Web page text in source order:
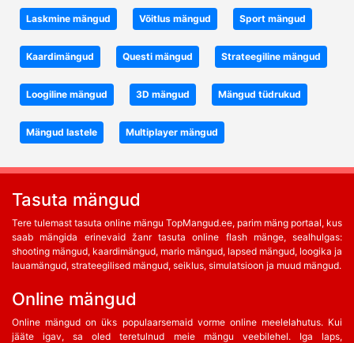
Laskmine mängud Võitlus mängud Sport mängud
Kaardimängud Questi mängud Strateegiline mängud
Loogiline mängud 3D mängud Mängud tüdrukud
Mängud lastele Multiplayer mängud
Tasuta mängud
Tere tulemast tasuta online mängu TopMangud.ee, parim mäng portaal, kus
saab mängida erinevaid žanr tasuta online flash mänge, sealhulgas:
shooting mängud, kaardimängud, mario mängud, lapsed mängud, loogika ja
lauamängud, strateegilised mängud, seiklus, simulatsioon ja muud mängud.
Online mängud
Online mängud on üks populaarsemaid vorme online meelelahutus. Kui
jääte igav, sa oled teretulnud meie mängu veebilehel. Iga laps,